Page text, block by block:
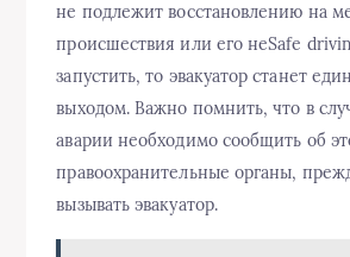
не подлежит восстановлению на
происшествия или его неSafe
запустить, то эвакуатор станет
выходом. Важно помнить, что в
аварии необходимо сообщить об
правоохранительные органы,
вызывать эвакуатор.